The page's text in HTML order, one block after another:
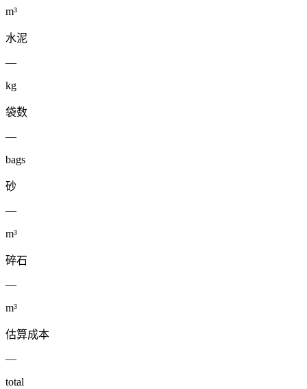
m³
水泥
—
kg
袋数
—
bags
砂
—
m³
碎石
—
m³
估算成本
—
total